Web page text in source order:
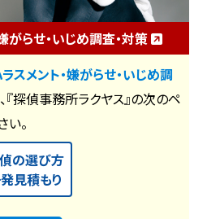
がらせ・いじめ調査・対策
スメント・嫌がらせ・いじめ調
『探偵事務所ラクヤス』の次のペ
。
の選び方
見積もり